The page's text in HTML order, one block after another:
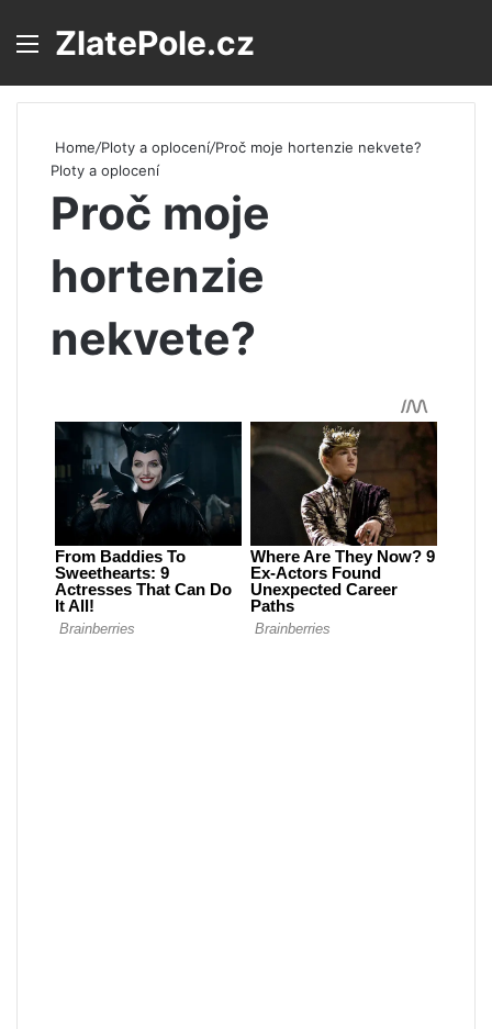
Menu
ZlatePole.cz
Home/Ploty a oplocení/Proč moje hortenzie nekvete?
Ploty a oplocení
Proč moje
hortenzie
nekvete?